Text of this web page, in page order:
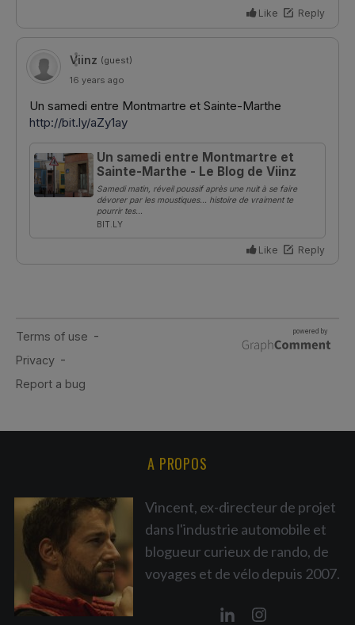
A PROPOS
Vincent, ex-directeur de projet
dans l'industrie automobile et
blogueur curieux de rando, de
voyages et de vélo depuis 2007.